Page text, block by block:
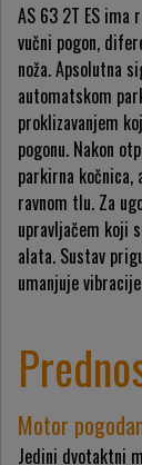
AS 63 2T ES ima
vučni pogon,
noža. Apsolutna
automatskom
proklizavanjem
pogonu. Nakon
parkirna kočnica,
ravnom tlu. Za
upravljačem koji
alata. Sustav
umanjuje
Motor
Jedini dvotaktni